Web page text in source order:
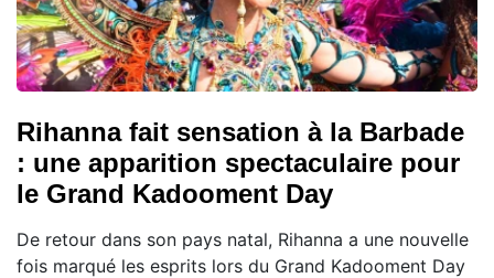
Rihanna fait sensation à la Barbade
: une apparition spectaculaire pour
le Grand Kadooment Day
De retour dans son pays natal, Rihanna a une nouvelle
fois marqué les esprits lors du Grand Kadooment Day